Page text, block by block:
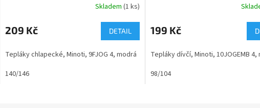
A
produktu
je
z
hvězdiček.
Skladem(1 ks)
209 Kč DETAIL
Tepláky chlapecké, Minoti, 9FJOG 4, modrá
140/146
199 Kč
Tepláky dívčí, Minoti, 10JOGEMB 4,
98/104